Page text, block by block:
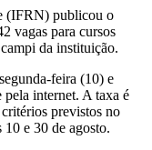
(IFRN) publicou o
vagas para cursos
da instituição.
feira (10) e
pela internet. A taxa é
previstos no
e 30 de agosto.